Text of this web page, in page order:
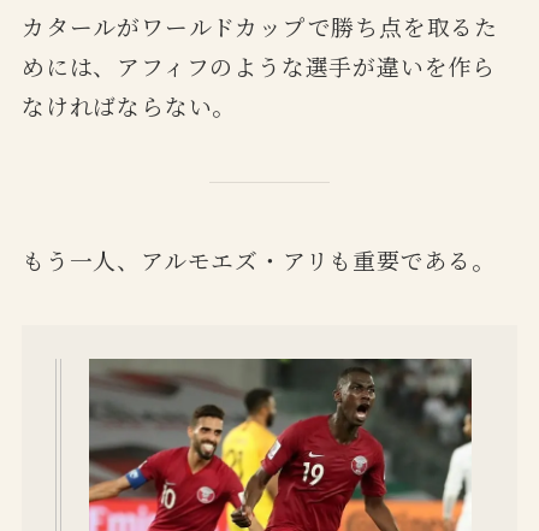
カタールがワールドカップで勝ち点を取るた
めには、アフィフのような選手が違いを作ら
なければならない。
もう一人、アルモエズ・アリも重要である。